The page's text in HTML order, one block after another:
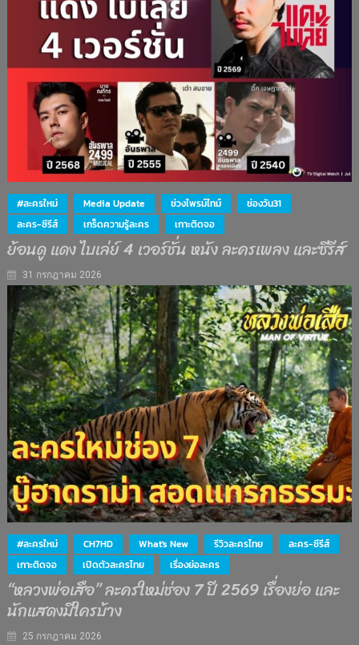
#ละครใหม่ Media Update ช่วงไพรม์ไทม์
ช่องวัน31
ละคร-ซีรีส์
เกร็ดความรู้ละคร เกาะติดจอ
ย้อนดู แดง ไบเล่ย์ 4 เวอร์ชั่น หนัง ละครเพลง และซีรีส์
31 กรกฎาคม 2026
#ละครใหม่ CH7HD What's New รีวิวละครไทย
ละคร-ซีรีส์
เกาะติดจอ
เปิดตัวละครไทย เรื่องย่อละคร
“หลวงพ่อเสือ” ละครใหม่ช่อง 7 ปี 2569 เรื่องย่อ และ
นักแสดงมีใครบ้าง
25 กรกฎาคม 2026